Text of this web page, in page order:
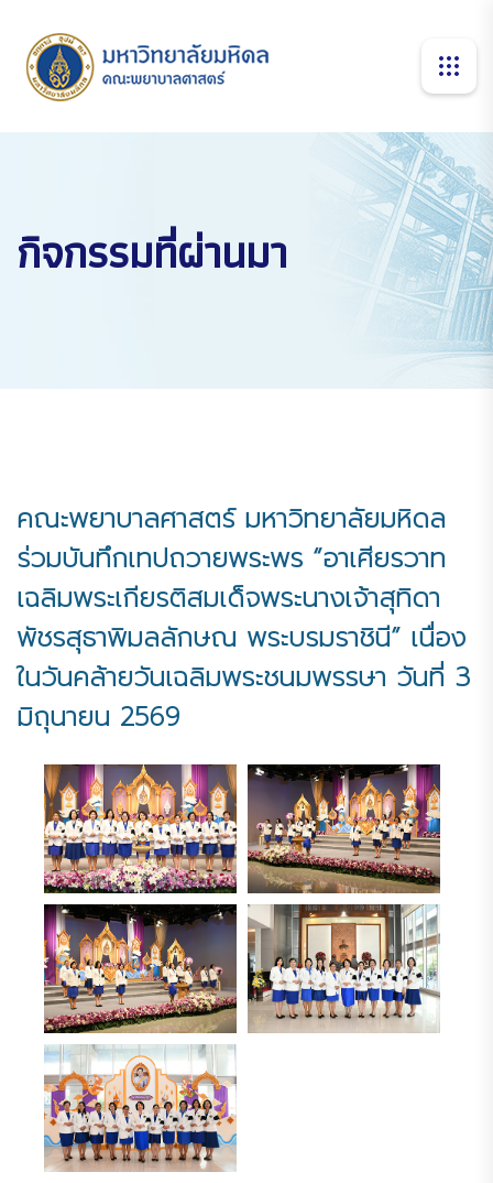
กิจกรรมที่ผ่านมา
คณะพยาบาลศาสตร์ มหาวิทยาลัยมหิดล
ร่วมบันทึกเทปถวายพระพร “อาเศียรวาท
เฉลิมพระเกียรติสมเด็จพระนางเจ้าสุทิดา
พัชรสุธาพิมลลักษณ พระบรมราชินี” เนื่อง
ในวันคล้ายวันเฉลิมพระชนมพรรษา วันที่ 3
มิถุนายน 2569